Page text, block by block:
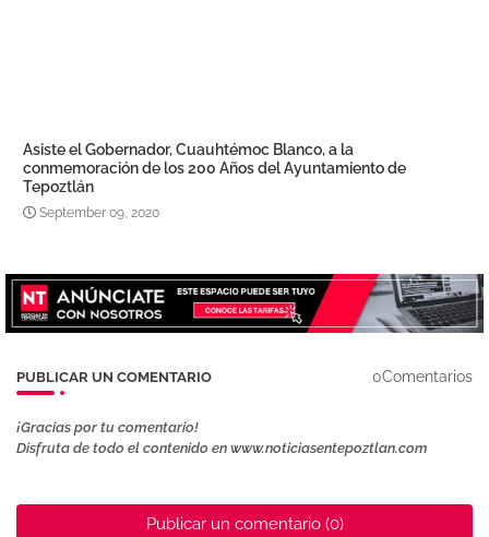
Asiste el Gobernador, Cuauhtémoc Blanco, a la
conmemoración de los 200 Años del Ayuntamiento de
Tepoztlán
September 09, 2020
PUBLICAR UN COMENTARIO 0Comentarios
¡Gracias por tu comentario!
Disfruta de todo el contenido en www.noticiasentepoztlan.com
Publicar un comentario (0)